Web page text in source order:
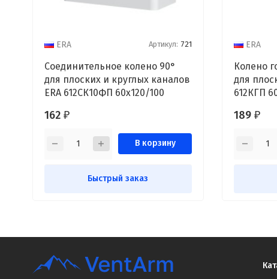
ERA Артикул: 721
Соединительное колено 90°
для плоских и круглых каналов
ERA 612СК10ФП 60х120/100
162 ₽
В корзину
Быстрый заказ
ERA
Колено
для
612КГП
189₽